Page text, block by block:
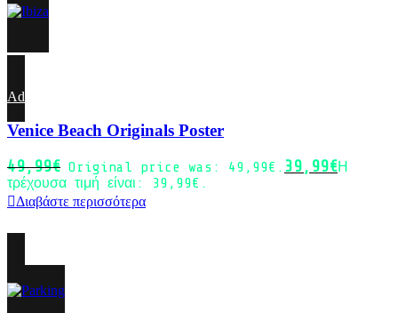
Add to wishlist
Venice Beach Originals Poster
49,99€ Original price was: 49,99€. 39,99€Η
τρέχουσα τιμή είναι: 39,99€.
Διαβάστε περισσότερα